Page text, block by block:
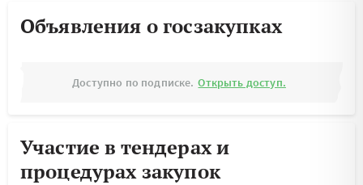
Объявления о госзакупках
Доступно по подписке. Открыть доступ.
Участие в тендерах и
процедурах закупок